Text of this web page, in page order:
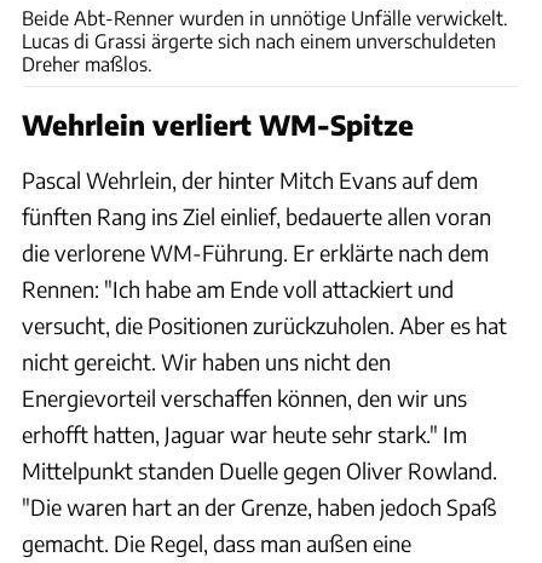
Beide Abt-Renner wurden in unnötige Unfälle verwickelt.
Lucas di Grassi ärgerte sich nach einem unverschuldeten
Dreher maßlos.
Wehrlein verliert WM-Spitze
Pascal Wehrlein, der hinter Mitch Evans auf dem
fünften Rang ins Ziel einlief, bedauerte allen voran
die verlorene WM-Führung. Er erklärte nach dem
Rennen: "Ich habe am Ende voll attackiert und
versucht, die Positionen zurückzuholen. Aber es hat
nicht gereicht. Wir haben uns nicht den
Energievorteil verschaffen können, den wir uns
erhofft hatten, Jaguar war heute sehr stark." Im
Mittelpunkt standen Duelle gegen Oliver Rowland.
"Die waren hart an der Grenze, haben jedoch Spaß
gemacht. Die Regel, dass man außen eine